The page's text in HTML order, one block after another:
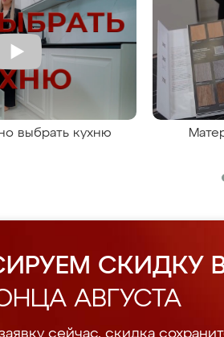
выбрать кухню
СКИДКУ
АВГУСТА
сейчас, скидка